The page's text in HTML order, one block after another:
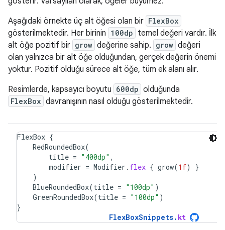
Aşağıdaki örnekte üç alt öğesi olan bir FlexBox
gösterilmektedir. Her birinin 100dp temel değeri vardır. İlk
alt öğe pozitif bir grow değerine sahip. grow değeri
olan yalnızca bir alt öğe olduğundan, gerçek değerin önemi
yoktur. Pozitif olduğu sürece alt öğe, tüm ek alanı alır.
Resimlerde, kapsayıcı boyutu 600dp olduğunda
FlexBox davranışının nasıl olduğu gösterilmektedir.
FlexBox {
RedRoundedBox(
title = "400dp" ,
modifier = Modifier . flex { grow(1f)
}
)
BlueRoundedBox(title = "100dp" )
GreenRoundedBox(title = "100dp" )
}
FlexBoxSnippets. kt